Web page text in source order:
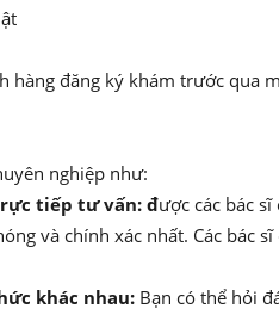
hàng đăng ký khám trước qua
nghiệp như:
tiếp tư vấn: được các bác
và chính xác nhất. Các bác
khác nhau: Bạn có thể hỏi